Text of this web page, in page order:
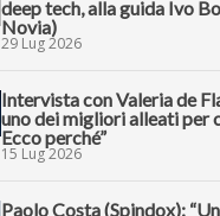
deep tech, alla guida Ivo
Novia)
29 Lug 2026
Intervista con Valeria de
uno dei migliori alleati per
Ecco perché”
15 Lug 2026
Paolo Costa (Spindox):